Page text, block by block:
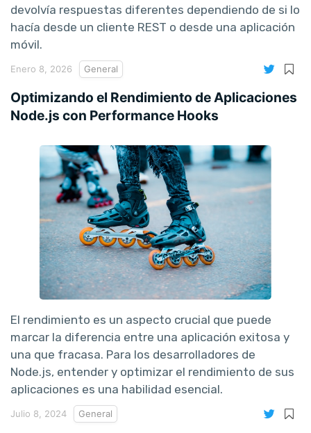
devolvía respuestas diferentes dependiendo de si lo
hacía desde un cliente REST o desde una aplicación
móvil.
Enero 8, 2026 General
Optimizando el Rendimiento de Aplicaciones
Node.js con Performance Hooks
El rendimiento es un aspecto crucial que puede
marcar la diferencia entre una aplicación exitosa y
una que fracasa. Para los desarrolladores de
Node.js, entender y optimizar el rendimiento de sus
aplicaciones es una habilidad esencial.
Julio 8, 2024 General